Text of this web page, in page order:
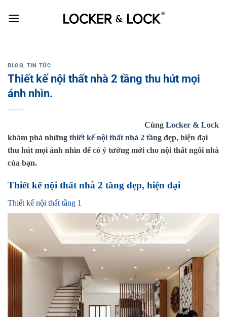
BLOG,TIN TỨC
Thiết kế nội thất nhà 2 tầng thu hút mọi
ánh nhìn.
Cùng Locker & Lock
khám phá những thiết kế nội thất nhà 2 tầng đẹp, hiện đại
thu hút mọi ánh nhìn để có ý tưởng mới cho nội thất ngôi nhà
của bạn.
Thiết kế nội thất nhà 2 tầng đẹp, hiện đại
Thiết kế nội thất tầng 1